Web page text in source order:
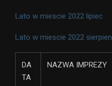
Lato w miescie 2022 lipiec
Lato w miescie 2022 sierpien
DA
TA
NAZWA IMPREZY